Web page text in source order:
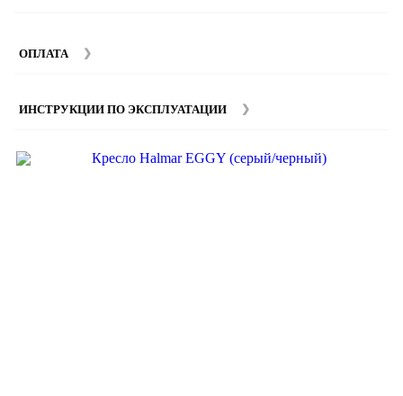
Стоимость сборки зависит от количества и моделей
ОПЛАТА
ИНСТРУКЦИИ ПО ЭКСПЛУАТАЦИИ